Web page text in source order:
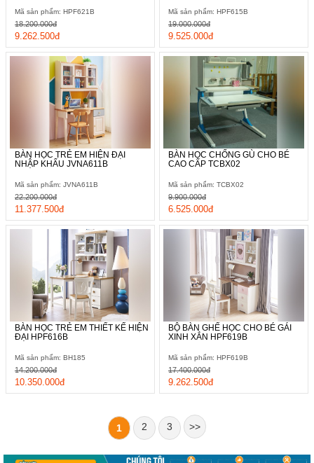
Mã sản phẩm: HPF621B
9.262.500đ
18.200.000đ
Mã sản phẩm: HPF615B
9.525.000đ
19.000.000đ
BÀN HỌC TRẺ EM HIỆN ĐẠI
NHẬP KHẨU JVNA611B
Mã sản phẩm: JVNA611B
11.377.500đ
22.200.000đ
BÀN HỌC CHỐNG GÙ CHO BÉ
CAO CẤP TCBX02
Mã sản phẩm: TCBX02
6.525.000đ
9.900.000đ
BÀN HỌC TRẺ EM THIẾT KẾ HIỆN
ĐẠI HPF616B
Mã sản phẩm: BH185
10.350.000đ
14.200.000đ
BỘ BÀN GHẾ HỌC CHO BÉ GÁI
XINH XẮN HPF619B
Mã sản phẩm: HPF619B
9.262.500đ
17.400.000đ
1 2 3 >>